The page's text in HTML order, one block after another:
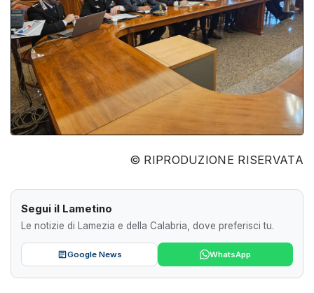
© RIPRODUZIONE RISERVATA
Segui il Lametino
Le notizie di Lamezia e della Calabria, dove preferisci tu.
Google News WhatsApp